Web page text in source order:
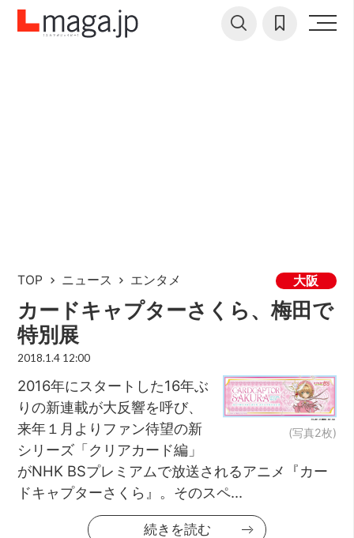
TOP ニュース エンタメ 大阪
カードキャプターさくら、梅田で
特別展
2018.1.4 12:00
(写真2枚)
2016年にスタートした16年ぶ
りの新連載が大反響を呼び、
来年１月よりファン待望の新
シリーズ「クリアカード編」
がNHK BSプレミアムで放送されるアニメ『カー
ドキャプターさくら』。そのスペ...
続きを読む